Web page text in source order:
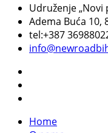
Udruženje „Novi
Adema Buća 10,
tel:+387
Home